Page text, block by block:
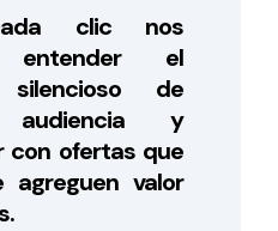
clic nos
entender el
silencioso de
audiencia y
con ofertas que
agreguen valor